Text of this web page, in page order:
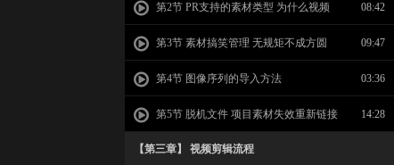
第2节 PR支持的素材类型 为什么视频
导入失败
08:42
第3节 素材搞笑管理 无规矩不成方圆 09:47
第4节 图像序列的导入方法 03:36
第5节 脱机文件 项目素材失效重新链接 14:28
【第三章】 视频剪辑流程